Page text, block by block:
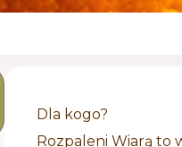
Dla kogo?
Rozpaleni Wiarą to